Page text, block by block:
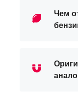
Чем